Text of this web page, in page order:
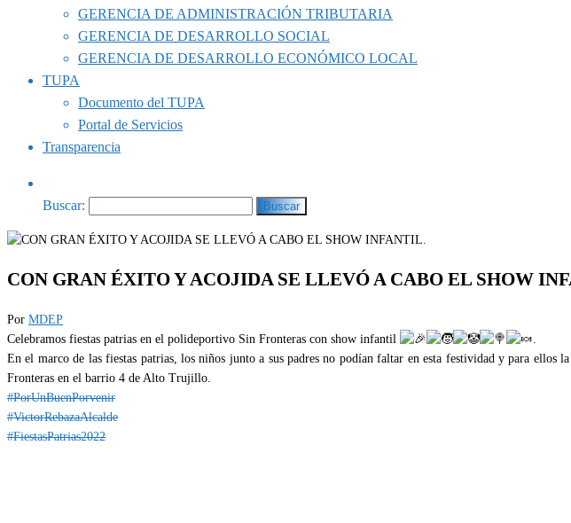
GERENCIA DE ADMINISTRACIÓN TRIBUTARIA
GERENCIA DE DESARROLLO SOCIAL
GERENCIA DE DESARROLLO ECONÓMICO LOCAL
TUPA
Documento del TUPA
Portal de Servicios
Transparencia
Buscar:
CON GRAN ÉXITO Y ACOJIDA SE LLEVÓ A CABO EL SHOW
Por MDEP
Celebramos fiestas patrias en el polideportivo Sin Fronteras con show infantil
En el marco de las fiestas patrias, los niños junto a sus padres no podían faltar en esta festividad y para
Fronteras en el barrio 4 de Alto Trujillo.
#PorUnBuenPorvenir
#VictorRebazaAlcalde
#FiestasPatrias2022